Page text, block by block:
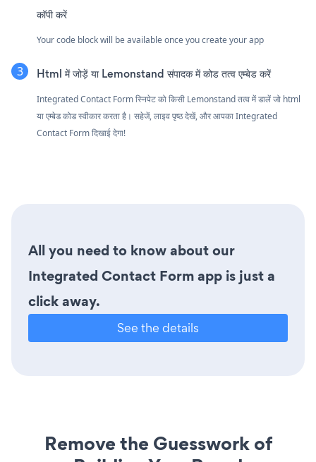
कॉपी करें
Your code block will be available once you create your app
Html में जोड़ें या Lemonstand संपादक में कोड तत्व एम्बेड करें
Integrated Contact Form स्निपेट को किसी Lemonstand तत्व में डालें जो html
या एम्बेड कोड स्वीकार करता है। सहेजें, लाइव पृष्ठ देखें, और आपका Integrated
Contact Form दिखाई देगा!
All you need to know about our
Integrated Contact Form app is just a
click away.
See the details
Remove the Guesswork of